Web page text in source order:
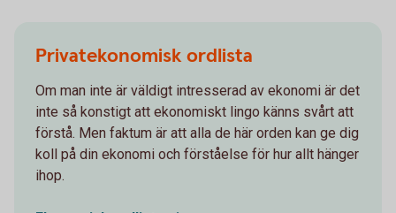
Privatekonomisk ordlista
Om man inte är väldigt intresserad av ekonomi är det
inte så konstigt att ekonomiskt lingo känns svårt att
förstå. Men faktum är att alla de här orden kan ge dig
koll på din ekonomi och förståelse för hur allt hänger
ihop.